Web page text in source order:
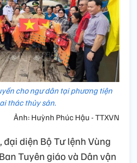
cho ngư dân tại phương tiện
thác thủy sản.
Ảnh: Huỳnh Phúc Hậu - TTXVN
diện Bộ Tư lệnh Vùng
Tuyên giáo và Dân vận